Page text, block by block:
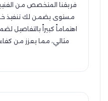
فريقنا المتخصص من
مستوى يضمن لك تنفيذ
اهتماماً كبيراً
مثالي، مما يعزز من